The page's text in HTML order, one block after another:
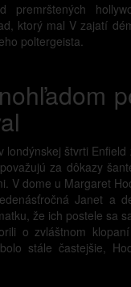
premrštených
ktorý mal V zajatí
poltergeista.
londýnskej štvrti
za dôkazy
V dome u Margaret
Janet a
že ich postele sa
o zvláštnom
stále častejšie,